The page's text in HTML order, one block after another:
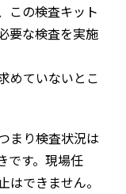
この検査キット
要な検査を実施
めていないとこ
まり検査状況は
です。現場任
できません。